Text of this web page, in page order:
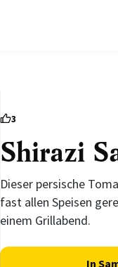
3
Shirazi
Dieser persische
fast allen Speisen
einem Grillabend.
In